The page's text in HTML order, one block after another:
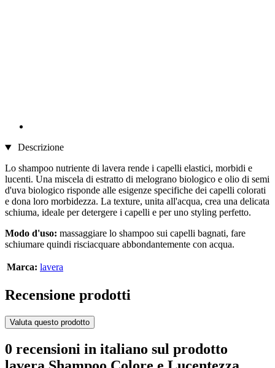
Descrizione
Lo shampoo nutriente di lavera rende i capelli elastici, morbidi e
lucenti. Una miscela di estratto di melograno biologico e olio di semi
d'uva biologico risponde alle esigenze specifiche dei capelli colorati
e dona loro morbidezza. La texture, unita all'acqua, crea una delicata
schiuma, ideale per detergere i capelli e per uno styling perfetto.
Modo d'uso: massaggiare lo shampoo sui capelli bagnati, fare
schiumare quindi risciacquare abbondantemente con acqua.
Marca: lavera
Recensione prodotti
Valuta questo prodotto
0 recensioni in italiano sul prodotto